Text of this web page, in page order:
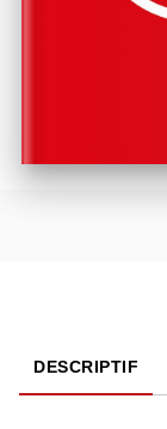
DESCRIPTIF